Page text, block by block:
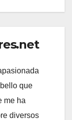
que
me ha
diversos